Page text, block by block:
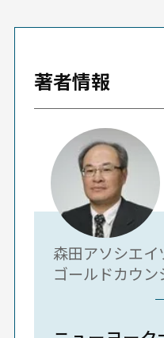
著者情報
森田アソシエ
ゴールドカウ